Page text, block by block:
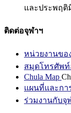
และประพฤติ
ติดต่อจุฬาฯ
หน่วยงานขอ
สมุดโทรศัพ
Chula Map
แผนที่และกา
ร่วมงานกับจุ